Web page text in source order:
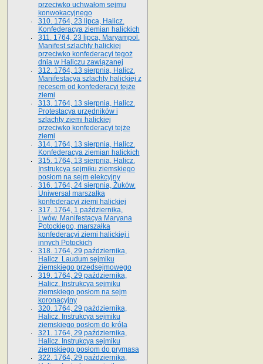
przeciwko uchwałom sejmu
konwokacyjnego
310. 1764, 23 lipca, Halicz.
Konfederacya ziemian halickich
311. 1764, 23 lipca, Maryampol.
Manifest szlachty halickiej
przeciwko konfederacyi tegoż
dnia w Haliczu zawiązanej
312. 1764, 13 sierpnia, Halicz.
Manifestacya szlachty halickiej z
recesem od konfederacyi tejże
ziemi
313. 1764, 13 sierpnia, Halicz.
Protestacya urzędników i
szlachty ziemi halickiej
przeciwko konfederacyi tejże
ziemi
314. 1764, 13 sierpnia, Halicz.
Konfederacya ziemian halickich
315. 1764, 13 sierpnia, Halicz.
Instrukcya sejmiku ziemskiego
posłom na sejm elekcyjny
316. 1764, 24 sierpnia, Żuków.
Uniwersał marszałka
konfederacyi ziemi halickiej
317. 1764, 1 października,
Lwów. Manifestacya Maryana
Potockiego, marszałka
konfederacyi ziemi halickiej i
innych Potockich
318. 1764, 29 października,
Halicz. Laudum sejmiku
ziemskiego przedsejmowego
319. 1764, 29 października,
Halicz. Instrukcya sejmiku
ziemskiego posłom na sejm
koronacyjny
320. 1764, 29 października,
Halicz. Instrukcya sejmiku
ziemskiego posłom do króla
321. 1764, 29 października,
Halicz. Instrukcya sejmiku
ziemskiego posłom do prymasa
322. 1764, 29 października,